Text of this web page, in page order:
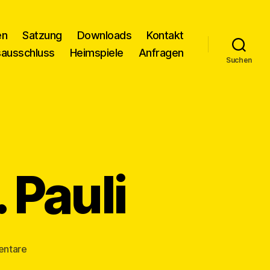
Satzung Downloads
Kontakt
Heimspiele Anfragen
Suchen
zu